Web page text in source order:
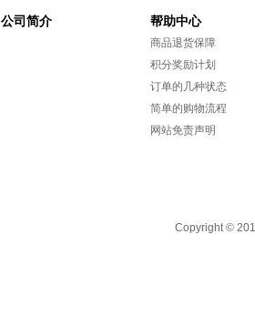
公司简介 帮助中心
商品退货保障
积分奖励计划
订单的几种状态
简单的购物流程
网站免责声明
Copyright ©